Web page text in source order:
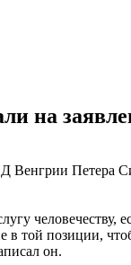
на
Петера
человечеству,
той позиции,
он.